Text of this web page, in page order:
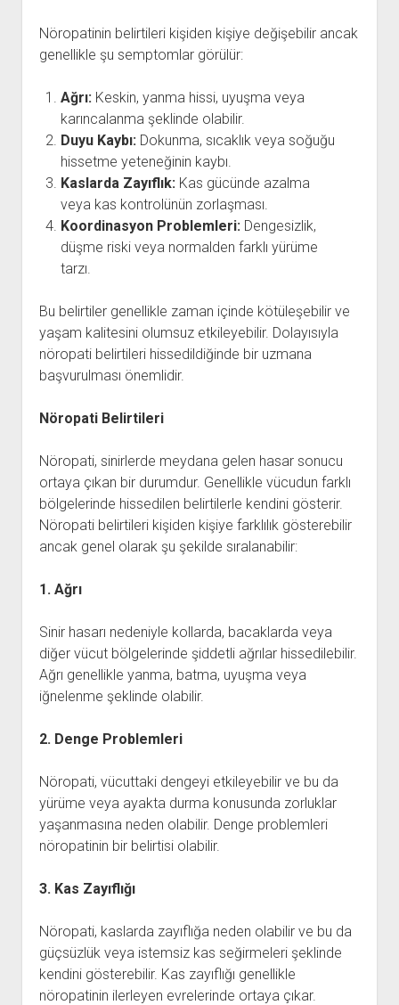
Nöropatinin belirtileri kişiden kişiye değişebilir ancak
genellikle şu semptomlar görülür:
Ağrı: Keskin, yanma hissi, uyuşma veya
karıncalanma şeklinde olabilir.
Duyu Kaybı: Dokunma, sıcaklık veya soğuğu
hissetme yeteneğinin kaybı.
Kaslarda Zayıflık: Kas gücünde azalma
veya kas kontrolünün zorlaşması.
Koordinasyon Problemleri: Dengesizlik,
düşme riski veya normalden farklı yürüme
tarzı.
Bu belirtiler genellikle zaman içinde kötüleşebilir ve
yaşam kalitesini olumsuz etkileyebilir. Dolayısıyla
nöropati belirtileri hissedildiğinde bir uzmana
başvurulması önemlidir.
Nöropati Belirtileri
Nöropati, sinirlerde meydana gelen hasar sonucu
ortaya çıkan bir durumdur. Genellikle vücudun farklı
bölgelerinde hissedilen belirtilerle kendini gösterir.
Nöropati belirtileri kişiden kişiye farklılık gösterebilir
ancak genel olarak şu şekilde sıralanabilir:
1. Ağrı
Sinir hasarı nedeniyle kollarda, bacaklarda veya
diğer vücut bölgelerinde şiddetli ağrılar hissedilebilir.
Ağrı genellikle yanma, batma, uyuşma veya
iğnelenme şeklinde olabilir.
2. Denge Problemleri
Nöropati, vücuttaki dengeyi etkileyebilir ve bu da
yürüme veya ayakta durma konusunda zorluklar
yaşanmasına neden olabilir. Denge problemleri
nöropatinin bir belirtisi olabilir.
3. Kas Zayıflığı
Nöropati, kaslarda zayıflığa neden olabilir ve bu da
güçsüzlük veya istemsiz kas seğirmeleri şeklinde
kendini gösterebilir. Kas zayıflığı genellikle
nöropatinin ilerleyen evrelerinde ortaya çıkar.